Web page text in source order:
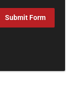
Submit Form